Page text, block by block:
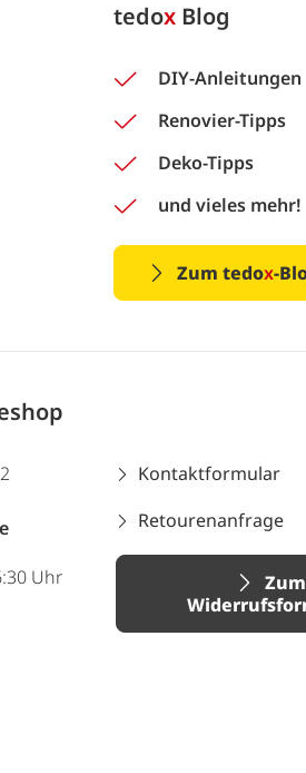
tedox Blog
DIY-Anleitungen
Renovier-Tipps
Deko-Tipps
und vieles mehr!
Zum tedox-
Uhr
Kontaktformular
Retourenanfrage
Zum